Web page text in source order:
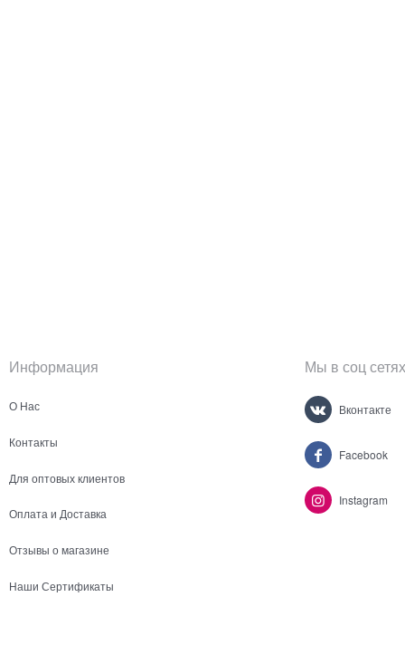
Информация
О Нас
Контакты
Для оптовых клиентов
Оплата и Доставка
Отзывы о магазине
Наши Сертификаты
Мы в соц сетях
Вконтакте
Facebook
Instagram